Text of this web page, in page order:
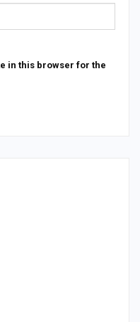
in this browser for the